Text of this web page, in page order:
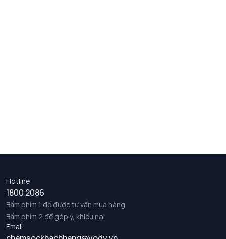
Hotline
1800 2086
Bấm phím 1 để được tư vấn mua hàng
Bấm phím 2 để góp ý, khiếu nại
Email